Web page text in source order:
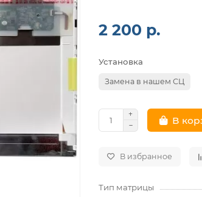
2 200 р.
Установка
Замена в нашем СЦ
В
В избранное
Тип матрицы